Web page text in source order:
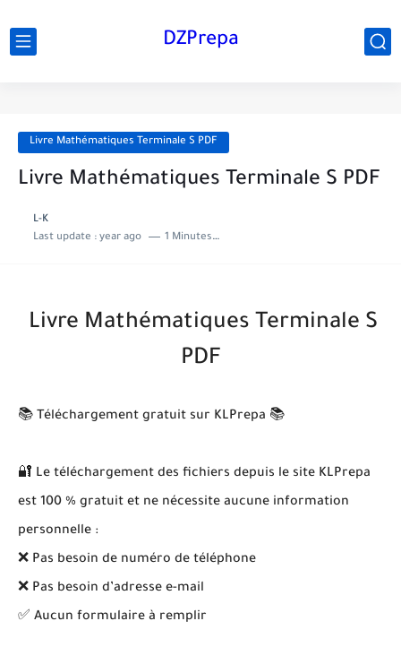
DZPrepa
Livre Mathématiques Terminale S PDF
Livre Mathématiques Terminale S PDF
L-K
Last update : year ago 1 Minutes to read
Livre Mathématiques Terminale S
PDF
📚 Téléchargement gratuit sur KLPrepa 📚
🔐 Le téléchargement des fichiers depuis le site KLPrepa
est 100 % gratuit et ne nécessite aucune information
personnelle :
❌ Pas besoin de numéro de téléphone
❌ Pas besoin d’adresse e-mail
✅ Aucun formulaire à remplir